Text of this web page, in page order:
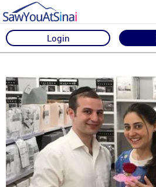
Login